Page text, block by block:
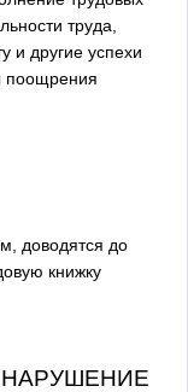
труда,
и другие успехи
поощрения
доводятся до
книжку
НАРУШЕНИЕ